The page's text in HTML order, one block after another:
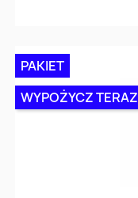
PAKIET
WYPOŻYCZ TERAZ